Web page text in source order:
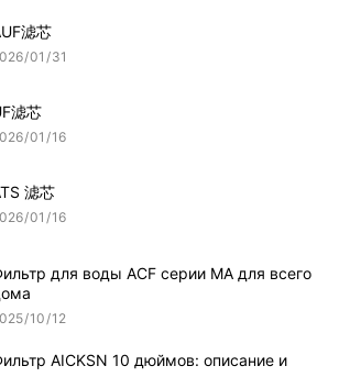
滤芯
01 31
滤芯
01 16
滤芯
01 16
для воды ACF серии MA для всего
10 12
AICKSN 10 дюймов: описание и